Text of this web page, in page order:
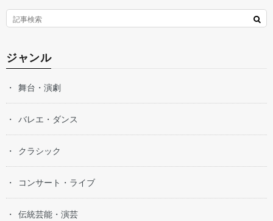
ジャンル
舞台・演劇
バレエ・ダンス
クラシック
コンサート・ライブ
伝統芸能・演芸